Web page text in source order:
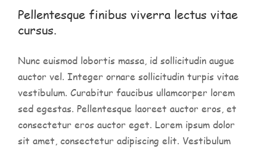
Nos clients
Pellentesque finibus viverra lectus vitae
cursus.
Nunc euismod lobortis massa, id sollicitudin augue
auctor vel. Integer ornare sollicitudin turpis vitae
vestibulum. Curabitur faucibus ullamcorper lorem
sed egestas. Pellentesque laoreet auctor eros, et
consectetur eros auctor eget. Lorem ipsum dolor
sit amet, consectetur adipiscing elit. Vestibulum